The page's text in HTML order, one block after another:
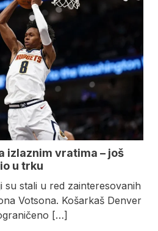
izlaznim vratima – još
u trku
su stali u red zainteresovanih
Votsona. Košarkaš Denver
[…]